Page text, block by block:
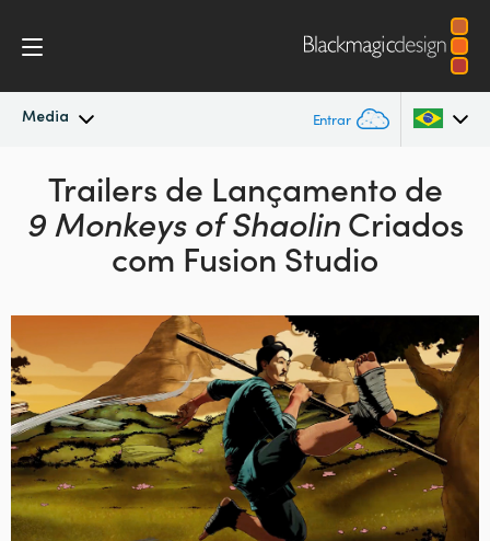
Media Entrar
Novidades
Arquivo
Argentina
Australia
Austria
Canada
China
Denmark
Finland
Trailers de Lançamento de
9 Monkeys of ShaolinCriados
com Fusion Studio